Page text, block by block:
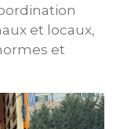
et locaux,
et